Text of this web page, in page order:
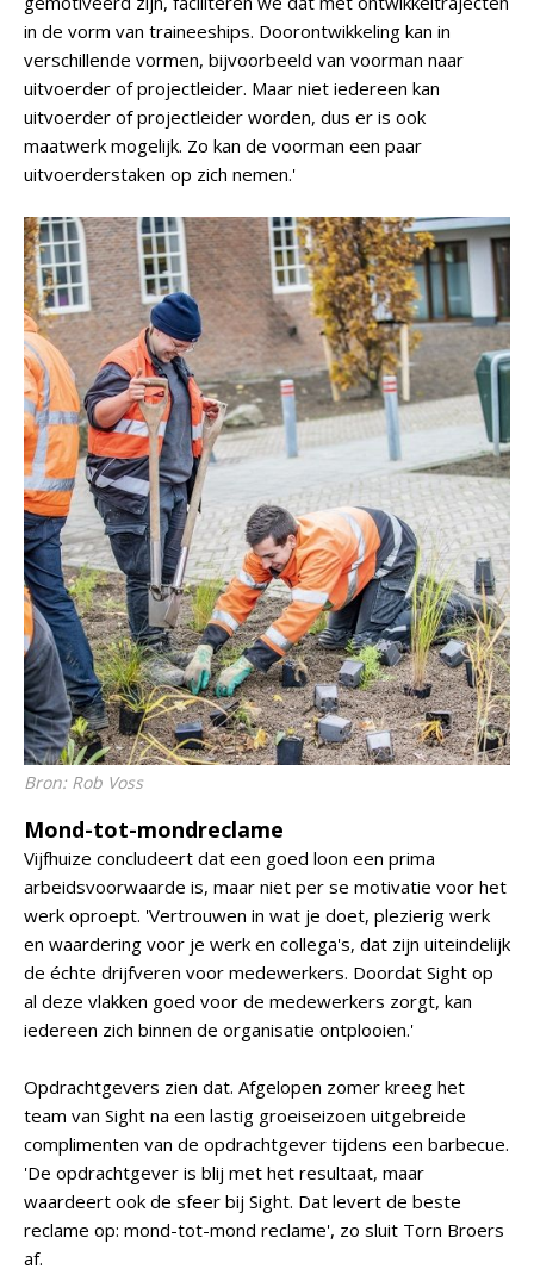
in de vorm van traineeships. Doorontwikkeling kan in
verschillende vormen, bijvoorbeeld van voorman naar
uitvoerder of projectleider. Maar niet iedereen kan
uitvoerder of projectleider worden, dus er is ook
maatwerk mogelijk. Zo kan de voorman een paar
uitvoerderstaken op zich nemen.'
Bron: Rob Voss
Mond-tot-mondreclame
Vijfhuize concludeert dat een goed loon een prima
arbeidsvoorwaarde is, maar niet per se motivatie voor het
werk oproept. 'Vertrouwen in wat je doet, plezierig werk
en waardering voor je werk en collega's, dat zijn uiteindelijk
de échte drijfveren voor medewerkers. Doordat Sight op
al deze vlakken goed voor de medewerkers zorgt, kan
iedereen zich binnen de organisatie ontplooien.'
Opdrachtgevers zien dat. Afgelopen zomer kreeg het
team van Sight na een lastig groeiseizoen uitgebreide
complimenten van de opdrachtgever tijdens een barbecue.
'De opdrachtgever is blij met het resultaat, maar
waardeert ook de sfeer bij Sight. Dat levert de beste
reclame op: mond-tot-mond reclame', zo sluit Torn Broers
af.